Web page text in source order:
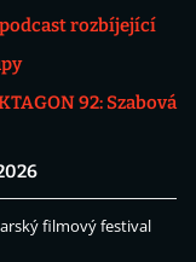
rozbíjející
92: Szabová
filmový festival